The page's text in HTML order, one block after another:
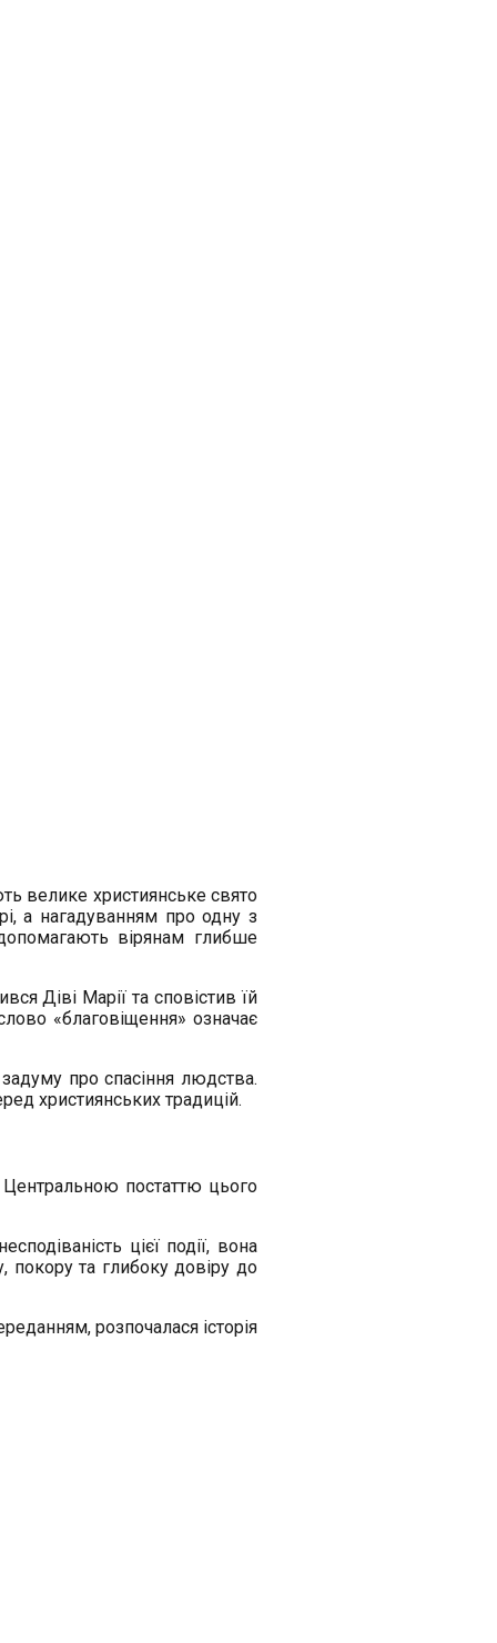
велике християнське свято
а нагадуванням про одну з
вірянам глибше
Діві Марії та сповістив їй
«благовіщення» означає
про спасіння людства.
християнських традицій.
Центральною постаттю цього
цієї події, вона
покору та глибоку довіру до
розпочалася історія